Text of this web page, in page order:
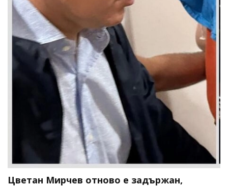
Цветан Мирчев отново е задържан,